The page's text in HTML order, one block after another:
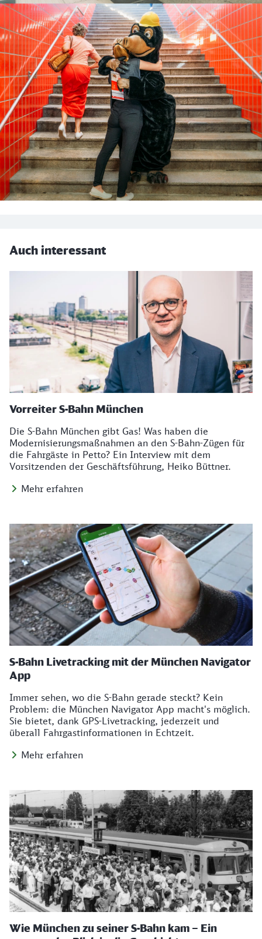
Auch interessant
Vorreiter S-Bahn München
Die S-Bahn München gibt Gas! Was haben die
Modernisierungsmaßnahmen an den S-Bahn-Zügen für
die Fahrgäste in Petto? Ein Interview mit dem
Vorsitzenden der Geschäftsführung, Heiko Büttner.
Mehr erfahren
S-Bahn Livetracking mit der München Navigator
App
Immer sehen, wo die S-Bahn gerade steckt? Kein
Problem: die München Navigator App macht's möglich.
Sie bietet, dank GPS-Livetracking, jederzeit und
überall Fahrgastinformationen in Echtzeit.
Mehr erfahren
Wie München zu seiner S-Bahn kam – Ein